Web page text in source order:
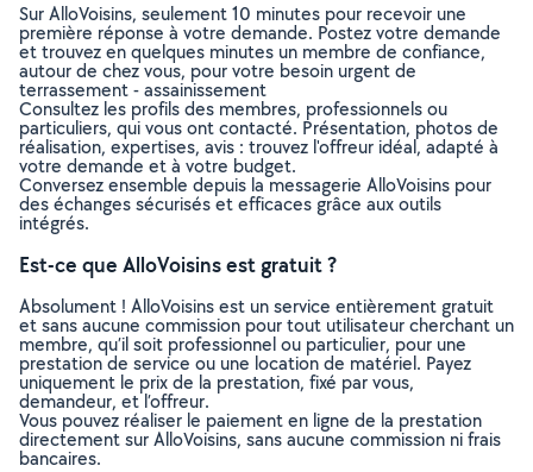
Sur AlloVoisins, seulement 10 minutes pour recevoir une
première réponse à votre demande. Postez votre demande
et trouvez en quelques minutes un membre de confiance,
autour de chez vous, pour votre besoin urgent de
terrassement - assainissement
Consultez les profils des membres, professionnels ou
particuliers, qui vous ont contacté. Présentation, photos de
réalisation, expertises, avis : trouvez l'offreur idéal, adapté à
votre demande et à votre budget.
Conversez ensemble depuis la messagerie AlloVoisins pour
des échanges sécurisés et efficaces grâce aux outils
intégrés.
Est-ce que AlloVoisins est gratuit ?
Absolument ! AlloVoisins est un service entièrement gratuit
et sans aucune commission pour tout utilisateur cherchant un
membre, qu’il soit professionnel ou particulier, pour une
prestation de service ou une location de matériel. Payez
uniquement le prix de la prestation, fixé par vous,
demandeur, et l’offreur.
Vous pouvez réaliser le paiement en ligne de la prestation
directement sur AlloVoisins, sans aucune commission ni frais
bancaires.